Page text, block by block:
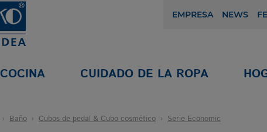
EMPRESA NEWS
COCINA CUIDADO DE LA ROPA
Baño Cubos de pedal & Cubo cosmético Serie Economic